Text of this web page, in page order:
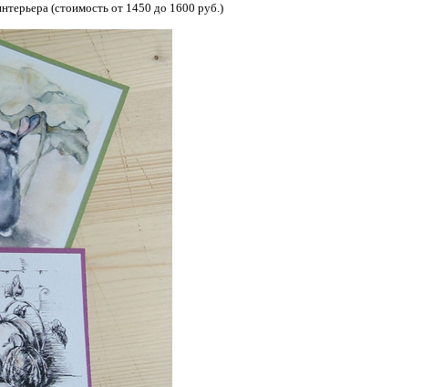
(стоимость от 1450 до 1600 руб.)